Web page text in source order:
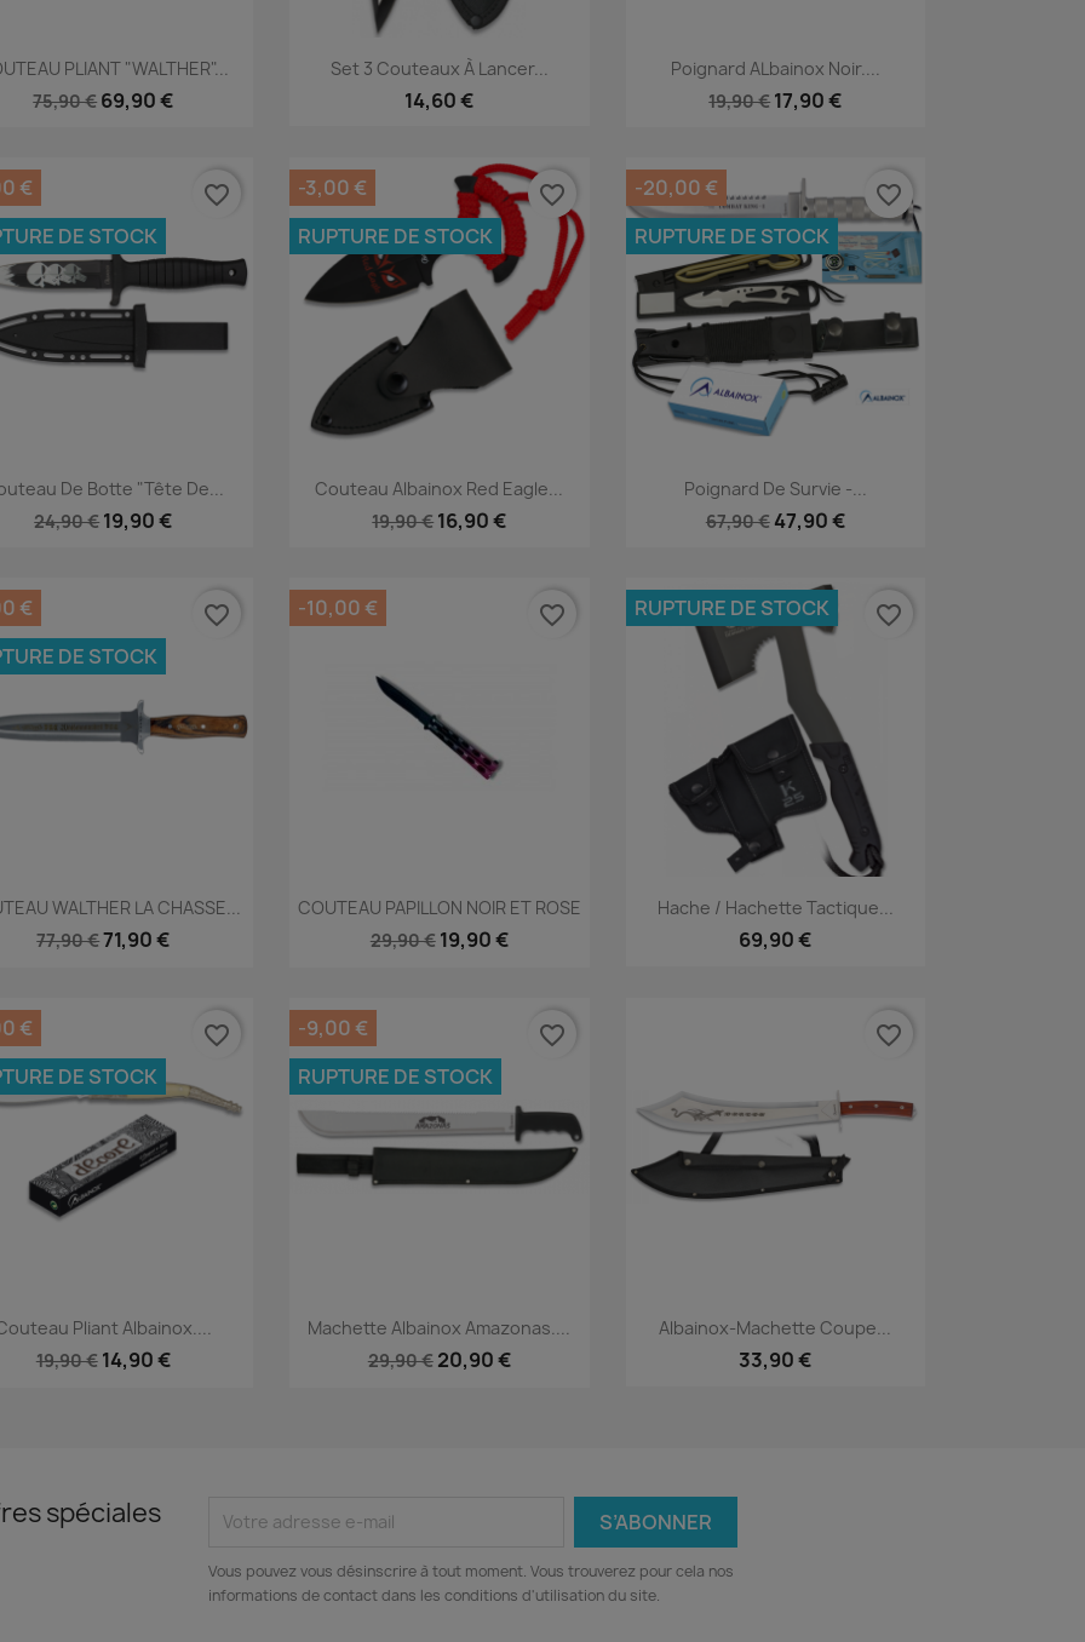
Aperçu rapide
PLIANT "WALTHER"...
75,90 € 69,90 €
Aperçu rapide
Set 3 Couteaux À Lancer...
14,60 €
Aperçu rapide
Poignard ALbainox Noir....
19,90 € 17,90 €
Aperçu rapide
De Botte "Tête De...
24,90 € 19,90 €
€
DE STOCK
favorite_border
Aperçu rapide
Couteau Albainox Red Eagle...
19,90 € 16,90 €
-3,00 €
RUPTURE DE STOCK
favorite_border
Aperçu rapide
Poignard De Survie -...
67,90 € 47,90 €
-20,00 €
RUPTURE DE STOCK
favorite_border
Aperçu rapide
WALTHER LA CHASSE...
77,90 €71,90 €
€
DE STOCK
favorite_border
 Aperçu rapide
COUTEAU PAPILLON NOIR ET ROSE
29,90 € 19,90 €
-10,00 € favorite_border
 Aperçu rapide
Hache / Hachette Tactique...
69,90 €
RUPTURE DE STOCK favorite_border
Aperçu rapide
Pliant Albainox....
19,90 € 14,90 €
€
DE STOCK
favorite_border
Aperçu rapide
Machette Albainox Amazonas....
29,90 € 20,90 €
-9,00 €
RUPTURE DE STOCK
favorite_border
Aperçu rapide
Albainox-Machette Coupe...
33,90 €
favorite_border
spéciales
Vous pouvez vous désinscrire à tout moment. Vous trouverez pour cela nos
informations de contact dans les conditions d'utilisation du site.